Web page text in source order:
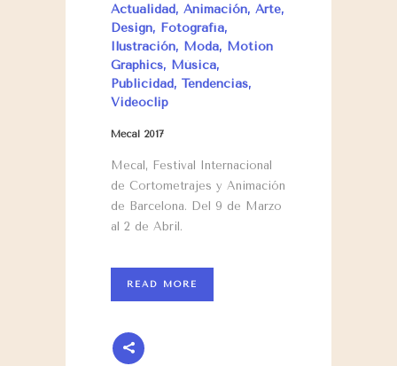
Actualidad, Animación, Arte,
Design, Fotografía,
Ilustración, Moda, Motion
Graphics, Música,
Publicidad, Tendencias,
Videoclip
Mecal 2017
Mecal, Festival Internacional
de Cortometrajes y Animación
de Barcelona. Del 9 de Marzo
al 2 de Abril.
READ MORE